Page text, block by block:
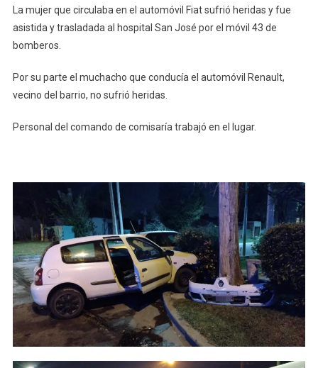
La mujer que circulaba en el automóvil Fiat sufrió heridas y fue
asistida y trasladada al hospital San José por el móvil 43 de
bomberos.
Por su parte el muchacho que conducía el automóvil Renault,
vecino del barrio, no sufrió heridas.
Personal del comando de comisaría trabajó en el lugar.